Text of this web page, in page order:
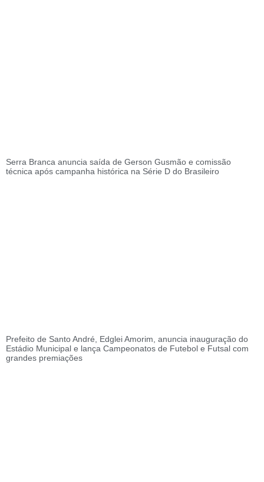
Serra Branca anuncia saída de Gerson Gusmão e comissão
técnica após campanha histórica na Série D do Brasileiro
Prefeito de Santo André, Edglei Amorim, anuncia inauguração do
Estádio Municipal e lança Campeonatos de Futebol e Futsal com
grandes premiações